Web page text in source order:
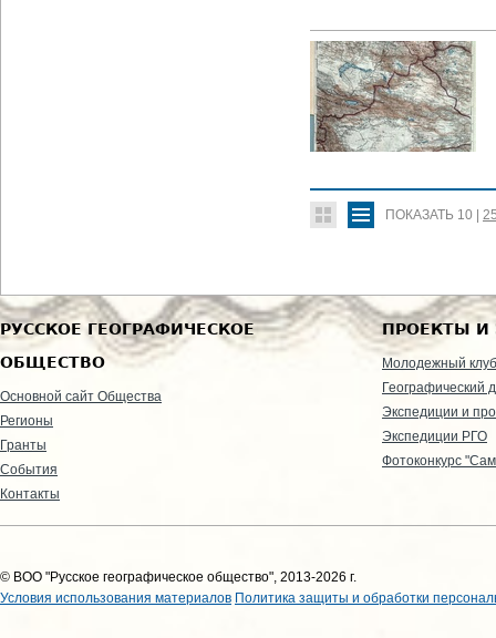
ПОКАЗАТЬ 10 |
РУССКОЕ ГЕОГРАФИЧЕСКОЕ
ОБЩЕСТВО
Основной сайт Общества
Регионы
Гранты
События
Контакты
ПРОЕКТЫ И
Молодежный клуб
Географический
Экспедиции и
Экспедиции РГО
Фотоконкурс
© ВОО "Русское географическое общество", 2013-2026 г.
Условия использования материалов Политика защиты и обработки